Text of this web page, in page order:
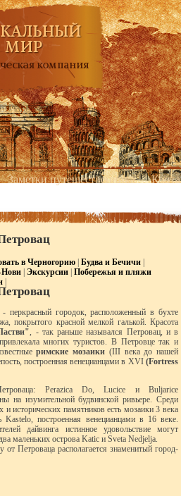
Заметки путешественника
в Черногорию Будва и Бечичи
Нови Экскурсии Побережья и пляжи
- перкрасный городок, расположенный в бухте
покрытого красной мелкой галькой. Красота
, - так раньше назывался Петровац, и в
многих туристов. В Петровце так и
римские мозаики (III века до нашей
построенная венецианцами в XVI (Fortress
Perazica Do, Lucice и Buljarice
на изумительной будвинской ривьере. Среди
и исторических памятников есть мозаики 3 века
Kastelo, построенная венецианцами в 16 веке.
дайвинга истинное удовольствие могут
маленьких острова Katic и Sveta Nedjelja.
от Петроваца располагается знаменитый город-